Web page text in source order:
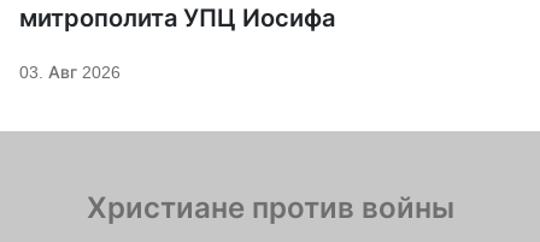
митрополита УПЦ Иосифа
03. Авг 2026
Христиане против войны